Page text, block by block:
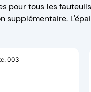
pour tous les